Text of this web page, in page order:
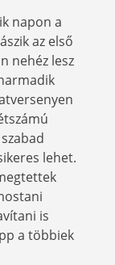
napon a
az első
nehéz lesz
lehet.
is
a többiek